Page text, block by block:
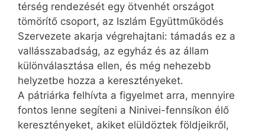
térség rendezését egy ötvenhét országot
tömörítő csoport, az Iszlám Együttműködés
Szervezete akarja végrehajtani: támadás ez a
vallásszabadság, az egyház és az állam
különválasztása ellen, és még nehezebb
helyzetbe hozza a keresztényeket.
A pátriárka felhívta a figyelmet arra, mennyire
fontos lenne segíteni a Ninivei-fennsíkon élő
keresztényeket, akiket elüldöztek földjeikről,